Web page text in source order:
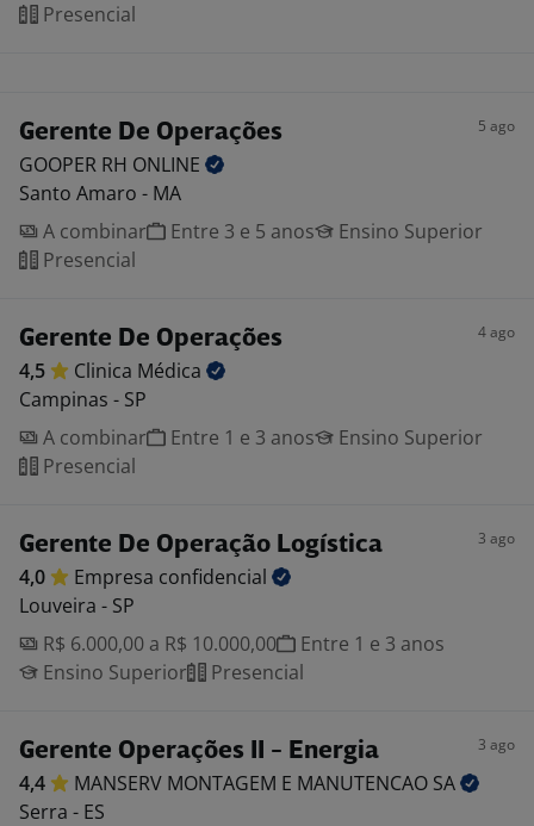
Presencial
Gerente De Operações 5 ago
GOOPER RH ONLINE
Santo Amaro - MA
A combinar
Entre 3 e 5 anos
Ensino Superior
Presencial
Gerente De Operações 4 ago
4,5 Clinica Médica
Campinas - SP
A combinar
Entre 1 e 3 anos
Ensino Superior
Presencial
Gerente De Operação Logística 3 ago
4,0 Empresa confidencial
Louveira - SP
R$ 6.000,00 a R$ 10.000,00
Entre 1 e 3 anos
Ensino Superior
Presencial
Gerente Operações II - Energia 3 ago
4,4 MANSERV MONTAGEM E MANUTENCAO SA
Serra - ES